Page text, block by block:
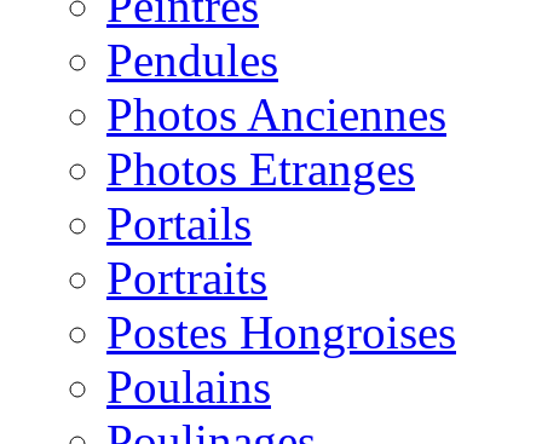
Pendules
Photos Anciennes
Photos Etranges
Portails
Portraits
Postes Hongroises
Poulains